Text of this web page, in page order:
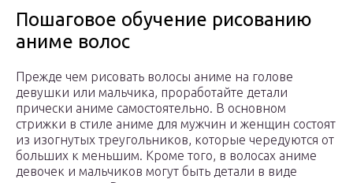
Пошаговое обучение рисованию
аниме волос
Прежде чем рисовать волосы аниме на голове
девушки или мальчика, проработайте детали
прически аниме самостоятельно. В основном
стрижки в стиле аниме для мужчин и женщин состоят
из изогнутых треугольников, которые чередуются от
больших к меньшим. Кроме того, в волосах аниме
девочек и мальчиков могут быть детали в виде